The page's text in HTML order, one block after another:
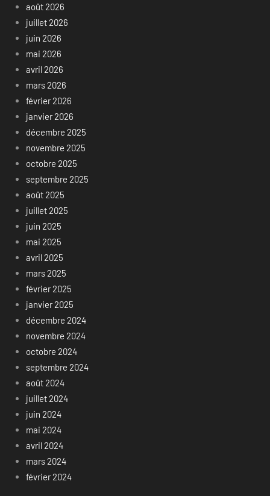
août 2026
juillet 2026
juin 2026
mai 2026
avril 2026
mars 2026
février 2026
janvier 2026
décembre 2025
novembre 2025
octobre 2025
septembre 2025
août 2025
juillet 2025
juin 2025
mai 2025
avril 2025
mars 2025
février 2025
janvier 2025
décembre 2024
novembre 2024
octobre 2024
septembre 2024
août 2024
juillet 2024
juin 2024
mai 2024
avril 2024
mars 2024
février 2024